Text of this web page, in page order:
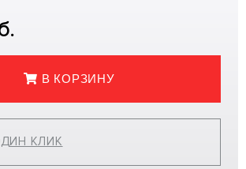
В КОРЗИНУ
КЛИК